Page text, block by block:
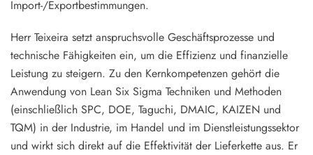
Import-/Exportbestimmungen.
Herr Teixeira setzt anspruchsvolle Geschäftsprozesse und
technische Fähigkeiten ein, um die Effizienz und finanzielle
Leistung zu steigern. Zu den Kernkompetenzen gehört die
Anwendung von Lean Six Sigma Techniken und Methoden
(einschließlich SPC, DOE, Taguchi, DMAIC, KAIZEN und
TQM) in der Industrie, im Handel und im Dienstleistungssektor
und wirkt sich direkt auf die Effektivität der Lieferkette aus. Er